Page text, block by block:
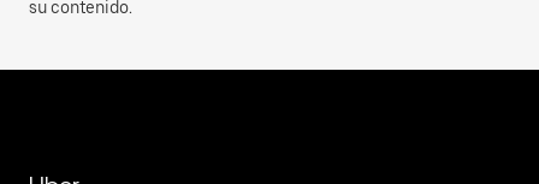
su contenido.